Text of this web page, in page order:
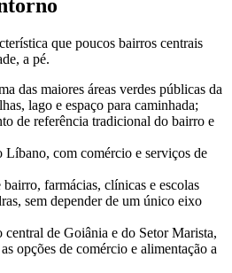
que poucos bairros centrais
a pé.
das maiores áreas verdes públicas da
lago e espaço para caminhada;
de referência tradicional do bairro e
Líbano, com comércio e serviços de
bairro, farmácias, clínicas e escolas
sem depender de um único eixo
de Goiânia e do Setor Marista,
opções de comércio e alimentação a